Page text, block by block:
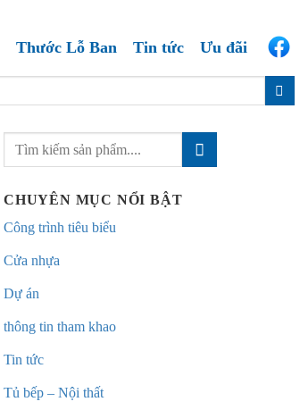
Thước Lỗ Ban Tin tức Ưu đãi
CHUYÊN MỤC NỔI BẬT
Công trình tiêu biểu
Cửa nhựa
Dự án
thông tin tham khao
Tin tức
Tủ bếp – Nội thất